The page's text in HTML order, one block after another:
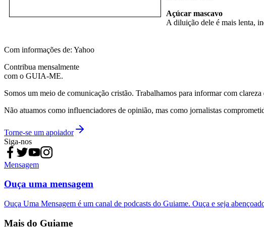
Açúcar mascavo
A diluição dele é mais lenta,
Com informações de: Yahoo
Contribua mensalmente
com o GUIA-ME.
Somos um meio de comunicação cristão. Trabalhamos para informar com
Não atuamos como influenciadores de opinião, mas como jornalistas
Torne-se um apoiador
Siga-nos
Mensagem
Ouça uma mensagem
Ouça Uma Mensagem é um canal de podcasts do Guiame. Ouça e seja
Mais do Guiame